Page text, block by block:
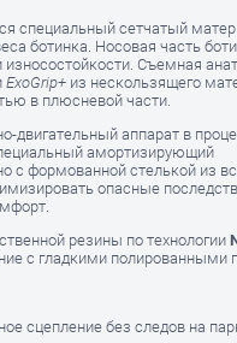
специальный сетчатый
ботинка. Носовая часть
Съемная
ExoGrip+ из нескользящего
в плюсневой части.
двигательный аппарат в
амортизирующий
с формованной стелькой из
опасные
резины по технологии
с гладкими полированными
сцепление без следов на